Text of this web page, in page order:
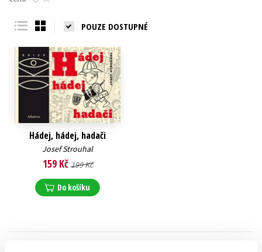
Young adult (SK)
POUZE DOSTUPNÉ
Hádej, hádej, hadači
Josef Strouhal
159 Kč 199 Kč
Do košíku